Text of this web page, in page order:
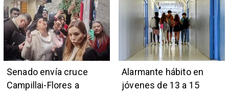
Senado envía cruce
Campillai-Flores a
Alarmante hábito en
jóvenes de 13 a 15